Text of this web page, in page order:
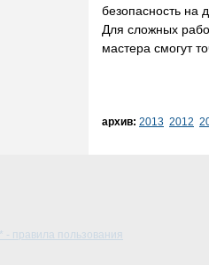
безопасность на
Для сложных
мастера смогут
архив: 2013 2012
* - правила пользования